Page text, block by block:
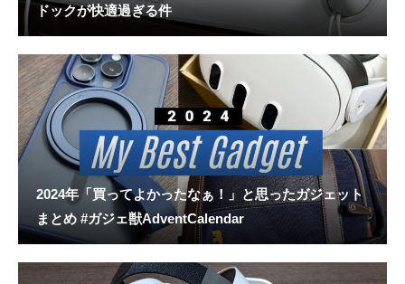
ドックが快適過ぎる件
2024年「買ってよかったなぁ！」と思ったガジェット
まとめ #ガジェ獣AdventCalendar